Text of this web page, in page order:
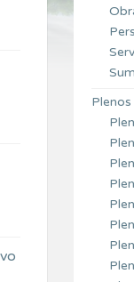
Plenos